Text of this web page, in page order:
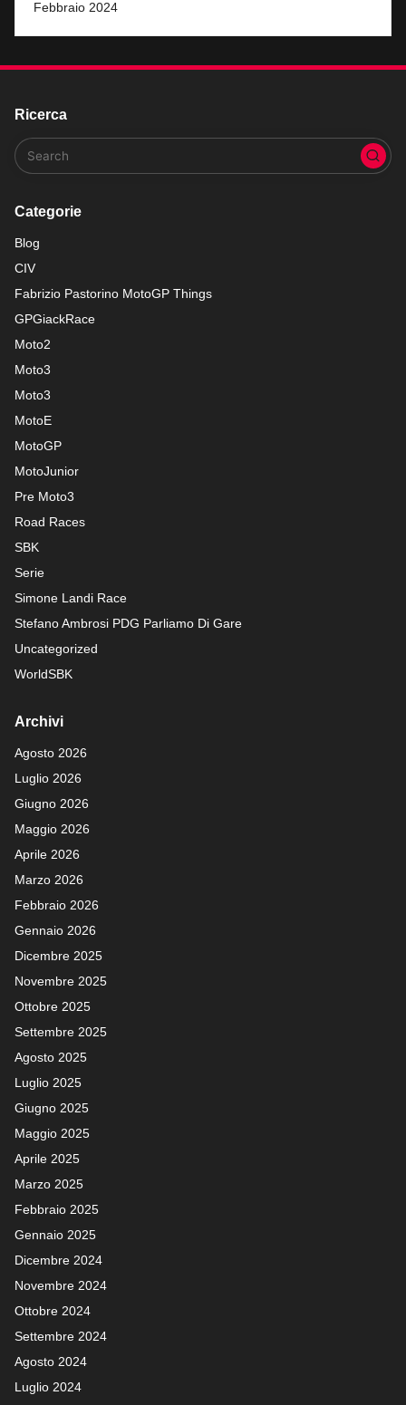
Febbraio 2024
Ricerca
Categorie
Blog
CIV
Fabrizio Pastorino MotoGP Things
GPGiackRace
Moto2
Moto3
Moto3
MotoE
MotoGP
MotoJunior
Pre Moto3
Road Races
SBK
Serie
Simone Landi Race
Stefano Ambrosi PDG Parliamo Di Gare
Uncategorized
WorldSBK
Archivi
Agosto 2026
Luglio 2026
Giugno 2026
Maggio 2026
Aprile 2026
Marzo 2026
Febbraio 2026
Gennaio 2026
Dicembre 2025
Novembre 2025
Ottobre 2025
Settembre 2025
Agosto 2025
Luglio 2025
Giugno 2025
Maggio 2025
Aprile 2025
Marzo 2025
Febbraio 2025
Gennaio 2025
Dicembre 2024
Novembre 2024
Ottobre 2024
Settembre 2024
Agosto 2024
Luglio 2024